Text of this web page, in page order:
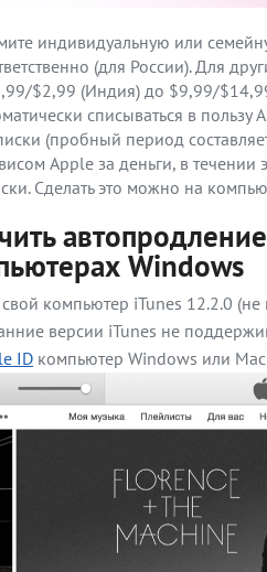
индивидуальную или
(для России). Для
$2,99 (Индия) до $9,99/
списываться в
(пробный период
Apple за деньги, в течении
Сделать это можно на
Windows
свой компьютер iTunes 12.2.0
версии iTunes не
ID компьютер Windows или